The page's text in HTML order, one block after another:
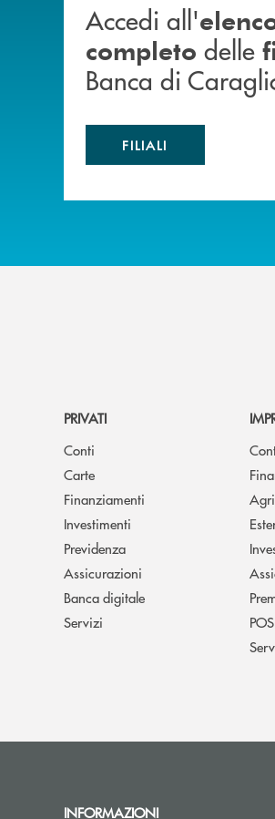
Accedi all'
completo delle
Banca di
FILIALI
PRIVATI
Conti
Carte
Finanziamenti
Investimenti
Previdenza
Assicurazioni
Banca digitale
Servizi
POS
INFORMAZIONI